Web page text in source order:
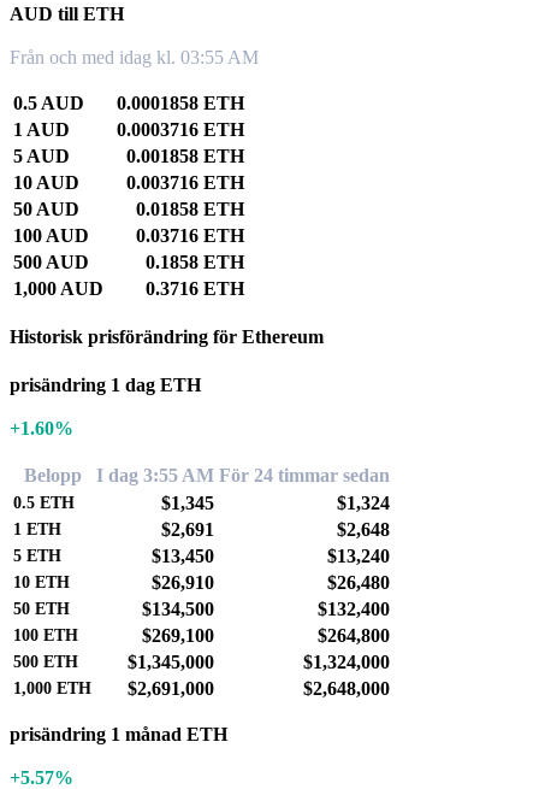
AUD till ETH
Från och med idag kl. 03:55 AM
0.5 AUD
0.0001858 ETH
1 AUD
0.0003716 ETH
5 AUD
0.001858 ETH
10 AUD
0.003716 ETH
50 AUD
0.01858 ETH
100 AUD
0.03716 ETH
500 AUD
0.1858 ETH
1,000 AUD
0.3716 ETH
Historisk prisförändring för Ethereum
prisändring 1 dag ETH
+1.60%
Belopp I dag 3:55 AM För 24 timmar sedan
0.5 ETH $1,345 $1,324
1 ETH $2,691 $2,648
5 ETH $13,450 $13,240
10 ETH $26,910 $26,480
50 ETH $134,500 $132,400
100 ETH $269,100 $264,800
500 ETH $1,345,000 $1,324,000
1,000 ETH $2,691,000 $2,648,000
prisändring 1 månad ETH
+5.57%